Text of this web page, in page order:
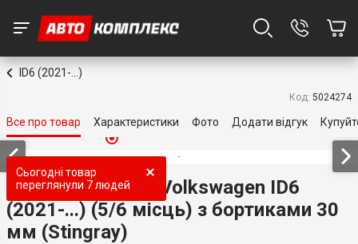
ID6 (2021-...)
Код: 5024274
Все про товар Характеристики Фото Додати відгук
Сьогодні товар
переглянули 7 людей
3D килимки для Volkswagen ID6
(2021-...) (5/6 місць) з бортиками 30
мм (Stingray)